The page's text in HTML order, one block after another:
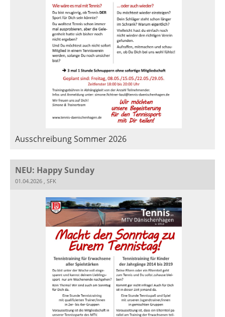
Ausschreibung Sommer 2026
NEU: Happy Sunday
01.04.2026 , SFK